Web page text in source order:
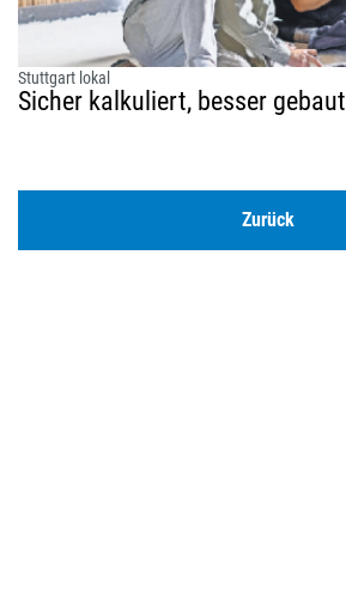
Stuttgart lokal
Sicher kalkuliert, besser gebaut
Zurück